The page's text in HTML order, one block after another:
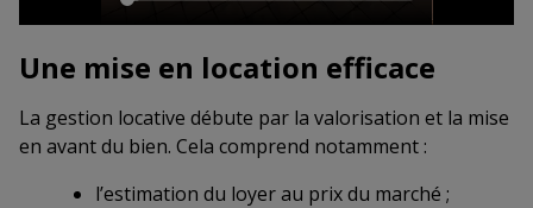
Une mise en location efficace
La gestion locative débute par la valorisation et la mise
en avant du bien. Cela comprend notamment :
l’estimation du loyer au prix du marché ;